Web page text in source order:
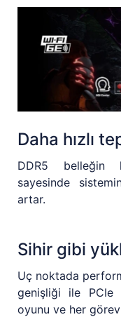
Daha hızlı
DDR5 belleğin
sayesinde
artar.
Sihir gibi
Uç noktada
genişliği ile PCIe
oyunu ve her görevi